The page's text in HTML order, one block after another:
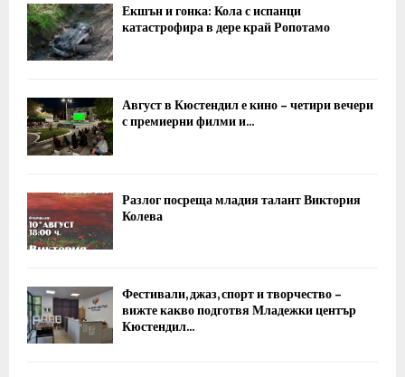
Екшън и гонка: Кола с испанци
катастрофира в дере край Ропотамо
Август в Кюстендил е кино – четири вечери
с премиерни филми и...
Разлог посреща младия талант Виктория
Колева
Фестивали, джаз, спорт и творчество –
вижте какво подготвя Младежки център
Кюстендил...